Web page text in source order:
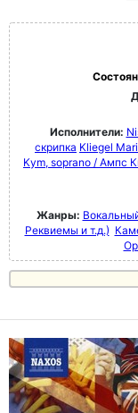
Исполнители:
скрипка Kliegel
Kym, soprano / Ампс
Жанры:
Реквиемы и т.д.)